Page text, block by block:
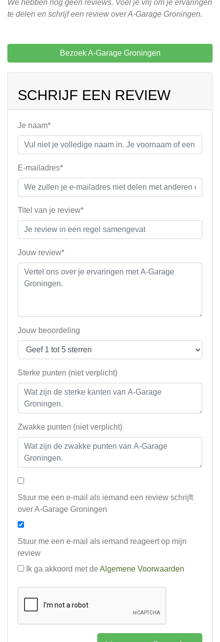
We hebben nog geen reviews. Voel je vrij om je ervaringen
te delen en schrijf een review over A-Garage Groningen.
Bezoek A-Garage Groningen
SCHRIJF EEN REVIEW
Je naam*
E-mailadres*
Titel van je review*
Jouw review*
Jouw beoordeling
Sterke punten (niet verplicht)
Zwakke punten (niet verplicht)
Stuur me een e-mail als iemand een review schrijft
over A-Garage Groningen
Stuur me een e-mail als iemand reageert op mijn
review
Ik ga akkoord met de Algemene Voorwaarden